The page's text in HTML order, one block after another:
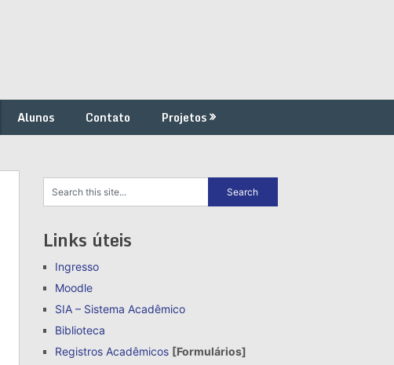
Alunos Contato Projetos
Links úteis
Ingresso
Moodle
SIA – Sistema Acadêmico
Biblioteca
Registros Acadêmicos [Formulários]